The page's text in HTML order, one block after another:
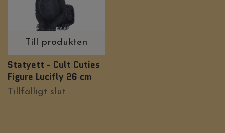
Till produkten
Statyett - Cult Cuties
Figure Lucifly 26 cm
Tillfälligt slut